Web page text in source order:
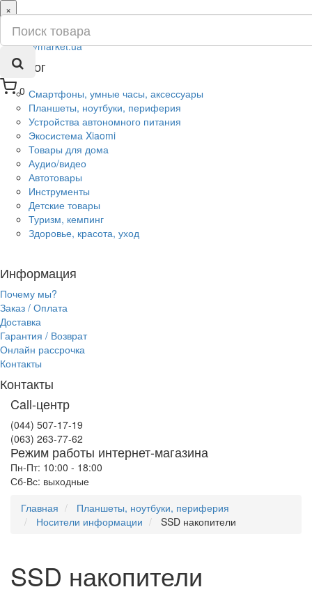
0
×
ru
ua
Каталог
Смартфоны, умные часы, аксессуары
Планшеты, ноутбуки, периферия
Устройства автономного питания
Экосистема Xiaomi
Товары для дома
Аудио/видео
Автотовары
Инструменты
Детские товары
Туризм, кемпинг
Здоровье, красота, уход
Информация
Почему мы?
Заказ / Оплата
Доставка
Гарантия / Возврат
Онлайн рассрочка
Контакты
Контакты
Call-центр
(044) 507-17-19
(063) 263-77-62
Режим работы интернет-магазина
Пн-Пт: 10:00 - 18:00
Сб-Вс: выходные
Главная
Планшеты, ноутбуки, периферия
Носители информации
SSD накопители
SSD накопители